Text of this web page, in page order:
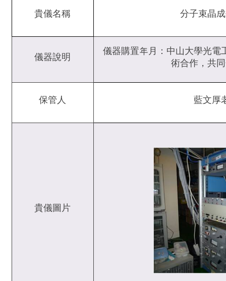
貴儀名稱 分子束晶
儀器說明
儀器購置年月：中山大學光電
術合作，共
保管人 藍文厚
貴儀圖片